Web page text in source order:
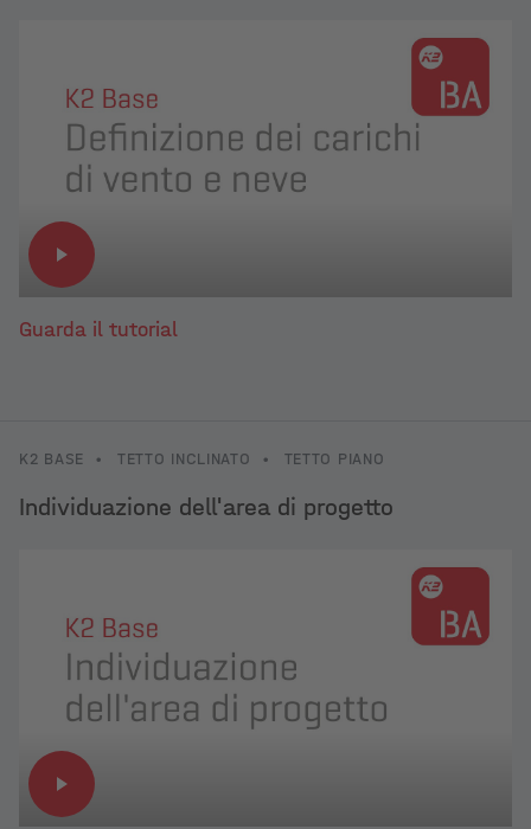
Guarda il tutorial
K2 BASE • TETTO INCLINATO • TETTO PIANO
Individuazione dell'area di progetto